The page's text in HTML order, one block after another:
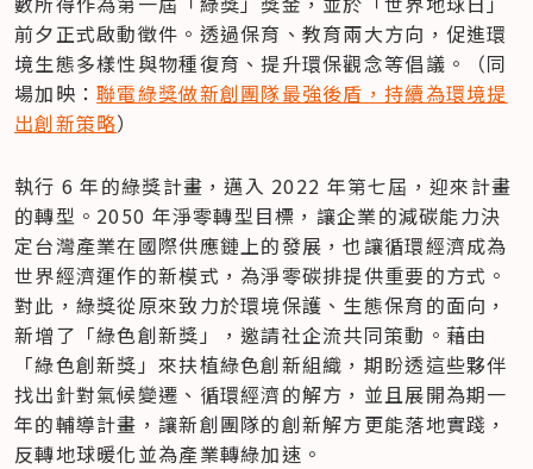
前夕正式啟動徵件。透過保育、教育兩大方向，促進環
境生態多樣性與物種復育、提升環保觀念等倡議。（同
場加映：聯電綠獎做新創團隊最強後盾，持續為環境提
出創新策略）
執行 6 年的綠獎計畫，邁入 2022 年第七屆，迎來計畫
的轉型。2050 年淨零轉型目標，讓企業的減碳能力決
定台灣產業在國際供應鏈上的發展，也讓循環經濟成為
世界經濟運作的新模式，為淨零碳排提供重要的方式。
對此，綠獎從原來致力於環境保護、生態保育的面向，
新增了「綠色創新獎」，邀請社企流共同策動。藉由
「綠色創新獎」來扶植綠色創新組織，期盼透這些夥伴
找出針對氣候變遷、循環經濟的解方，並且展開為期一
年的輔導計畫，讓新創團隊的創新解方更能落地實踐，
反轉地球暖化並為產業轉綠加速。